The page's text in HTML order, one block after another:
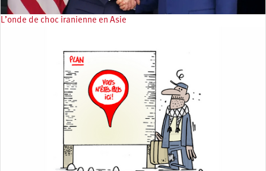
L’onde de choc iranienne en Asie